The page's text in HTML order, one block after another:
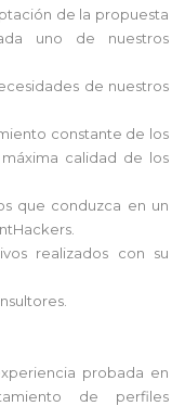
de la propuesta
uno de nuestros
de nuestros
constante de los
calidad de los
que conduzca en un
realizados con su
probada en
de perfiles